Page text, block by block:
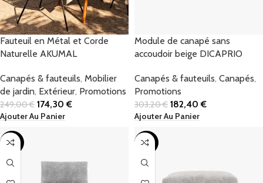
Fauteuil en Métal et Corde
Naturelle AKUMAL
Canapés & fauteuils, Mobilier
de jardin, Extérieur, Promotions
249,00€ 174,30€
Ajouter Au Panier
Module de canapé sans
accoudoir beige DICAPRIO
Canapés & fauteuils, Canapés,
Promotions
303,20€ 182,40€
Ajouter Au Panier
-40% -40%